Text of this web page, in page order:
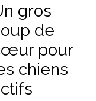
gros
de
pour
chiens